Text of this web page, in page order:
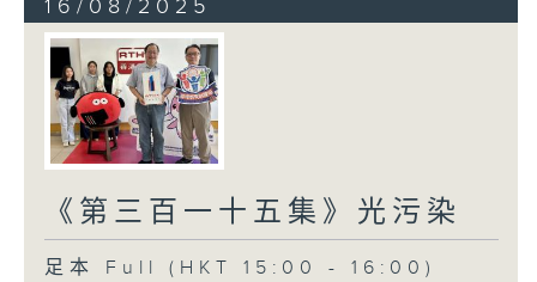
16/08/2025
《第三百一十五集》光污染
足本 Full (HKT 15:00 - 16:00)